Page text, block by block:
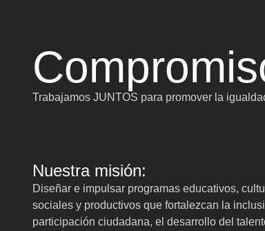
Trabajamos JUNTOS para promover la
Nuestra misión:
Diseñar e impulsar programas educativos,
sociales y productivos que fortalezcan la
participación ciudadana, el desarrollo del